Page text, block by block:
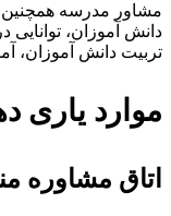
مدرسه همچنین
آموزان، توانایی
دانش آموزان،
یاری
مشاوره